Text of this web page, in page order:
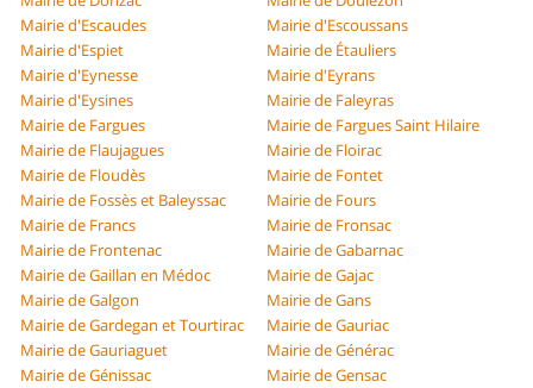
Mairie d'Escaudes
Mairie d'Escoussans
Mairie d'Espiet
Mairie de Étauliers
Mairie d'Eynesse
Mairie d'Eyrans
Mairie d'Eysines
Mairie de Faleyras
Mairie de Fargues
Mairie de Fargues Saint Hilaire
Mairie de Flaujagues
Mairie de Floirac
Mairie de Floudès
Mairie de Fontet
Mairie de Fossès et Baleyssac
Mairie de Fours
Mairie de Francs
Mairie de Fronsac
Mairie de Frontenac
Mairie de Gabarnac
Mairie de Gaillan en Médoc
Mairie de Gajac
Mairie de Galgon
Mairie de Gans
Mairie de Gardegan et Tourtirac
Mairie de Gauriac
Mairie de Gauriaguet
Mairie de Générac
Mairie de Génissac
Mairie de Gensac